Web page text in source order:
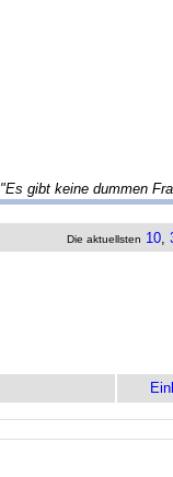
"Es gibt keine dummen
Die aktuellsten 10,